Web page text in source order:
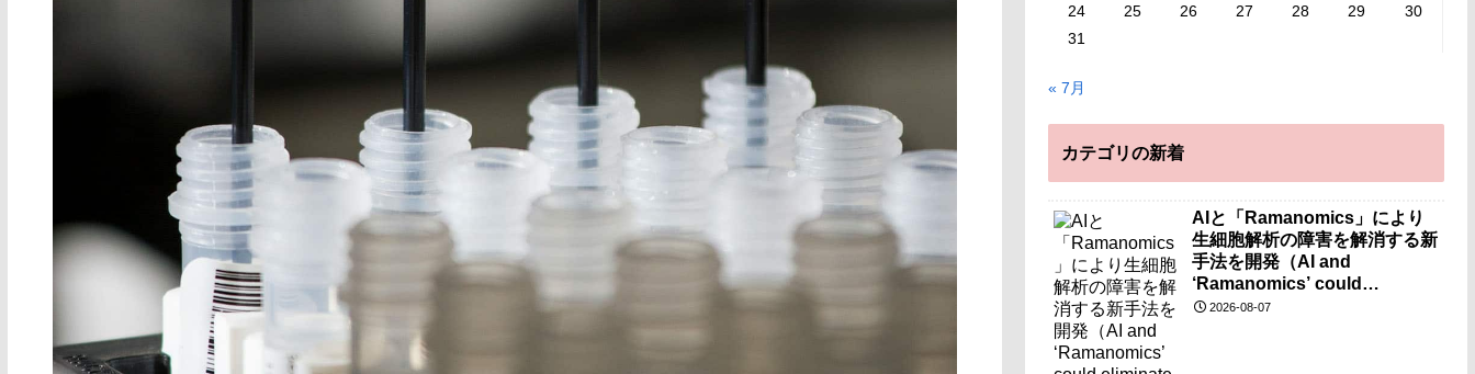
24
25 26 27 28 29
30
31
« 7月
カテゴリの新着
AIと「Ramanomics」により
生細胞解析の障害を解消する新
手法を開発（AI and
‘Ramanomics’ could
eliminate a major obstacle to
2026-08-07